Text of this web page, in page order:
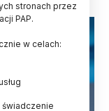
stronach przez
PAP.
w celach:
świadczenie